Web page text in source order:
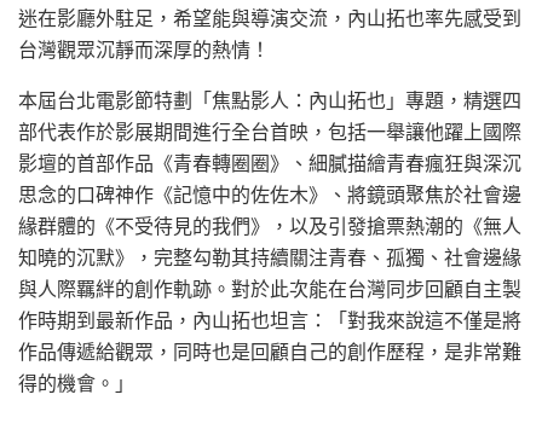
迷在影廳外駐足，希望能與導演交流，內山拓也率先感受到
台灣觀眾沉靜而深厚的熱情！
本屆台北電影節特劃「焦點影人：內山拓也」專題，精選四
部代表作於影展期間進行全台首映，包括一舉讓他躍上國際
影壇的首部作品《青春轉圈圈》、細膩描繪青春瘋狂與深沉
思念的口碑神作《記憶中的佐佐木》、將鏡頭聚焦於社會邊
緣群體的《不受待見的我們》，以及引發搶票熱潮的《無人
知曉的沉默》，完整勾勒其持續關注青春、孤獨、社會邊緣
與人際羈絆的創作軌跡。對於此次能在台灣同步回顧自主製
作時期到最新作品，內山拓也坦言：「對我來說這不僅是將
作品傳遞給觀眾，同時也是回顧自己的創作歷程，是非常難
得的機會。」